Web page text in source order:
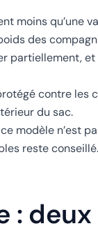
moins qu’une
des
partiellement,
contre les
du sac.
modèle n’est
reste conseillé.
: